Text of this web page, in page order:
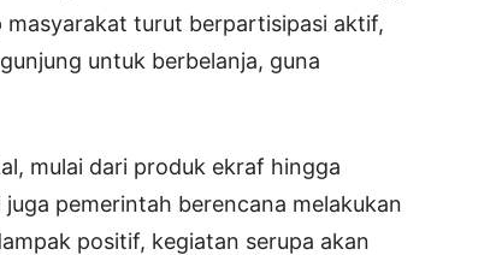
turut berpartisipasi aktif,
untuk berbelanja, guna
mulai dari produk ekraf hingga
pemerintah berencana melakukan
positif, kegiatan serupa akan